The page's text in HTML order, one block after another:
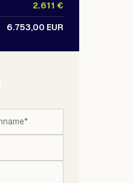
2.611 €
6.753,00 EUR